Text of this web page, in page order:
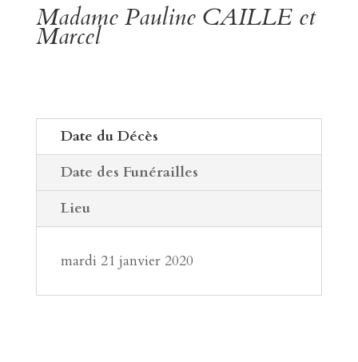
Madame Pauline CAILLE et
Marcel
Date du Décès
Date des Funérailles
Lieu
mardi 21 janvier 2020